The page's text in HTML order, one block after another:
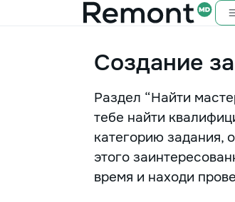
Создание
Раздел “Найти
тебе найти
категорию задания,
этого
время и находи